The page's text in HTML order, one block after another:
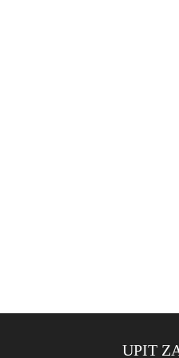
UPIT